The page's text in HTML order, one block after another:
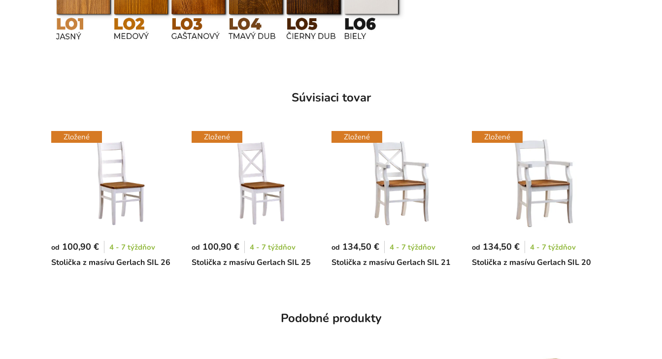
Súvisiaci tovar
Zložené
Stolička z masívu Gerlach SIL 26
od 100,90 € 4 - 7 týždňov
Zložené
Stolička z masívu Gerlach SIL 25
od 100,90 € 4 - 7 týždňov
Zložené
Stolička z masívu Gerlach SIL 21
od 134,50 € 4 - 7 týždňov
Zložené
Stolička z masívu Gerlach SIL 20
od 134,50 € 4 - 7 týždňov
Podobné produkty